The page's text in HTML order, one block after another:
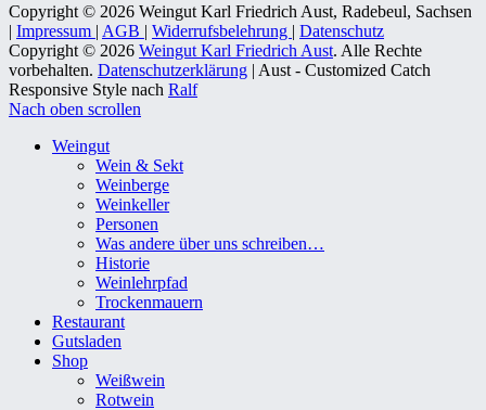
Copyright © 2026 Weingut Karl Friedrich Aust, Radebeul, Sachsen
| Impressum | AGB | Widerrufsbelehrung | Datenschutz
Copyright © 2026 Weingut Karl Friedrich Aust. Alle Rechte
vorbehalten. Datenschutzerklärung | Aust - Customized Catch
Responsive Style nach Ralf
Nach oben scrollen
Weingut
Wein & Sekt
Weinberge
Weinkeller
Personen
Was andere über uns schreiben…
Historie
Weinlehrpfad
Trockenmauern
Restaurant
Gutsladen
Shop
Weißwein
Rotwein